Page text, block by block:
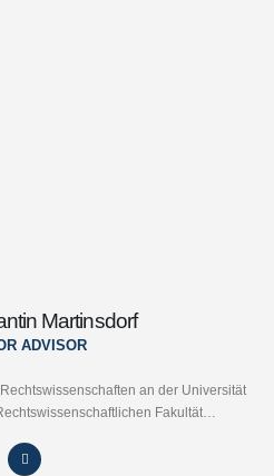
Martinsdorf
ADVISOR
an der Universität
Fakultät…